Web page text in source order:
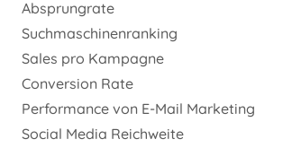
Absprungrate
Suchmaschinenranking
Sales pro Kampagne
Conversion Rate
Performance von E-Mail Marketing
Social Media Reichweite